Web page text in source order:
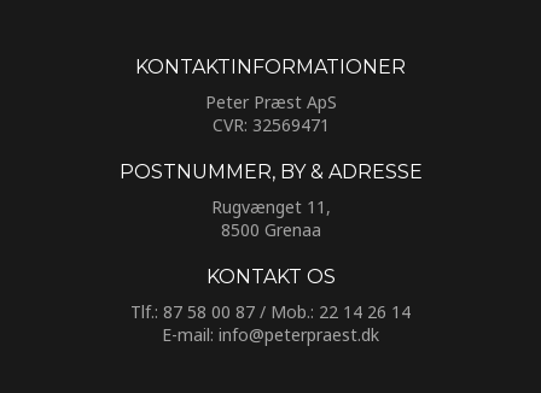
KONTAKTINFORMATIONER​
Peter Præst ApS
CVR: 32569471
POSTNUMMER, BY & ADRESSE
Rugvænget 11,
8500 Grenaa
KONTAKT OS
Tlf.: 87 58 00 87 / Mob.: 22 14 26 14
E-mail: info@peterpraest.dk